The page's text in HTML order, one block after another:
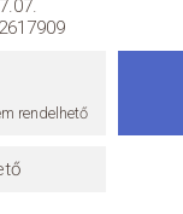
rendelhető